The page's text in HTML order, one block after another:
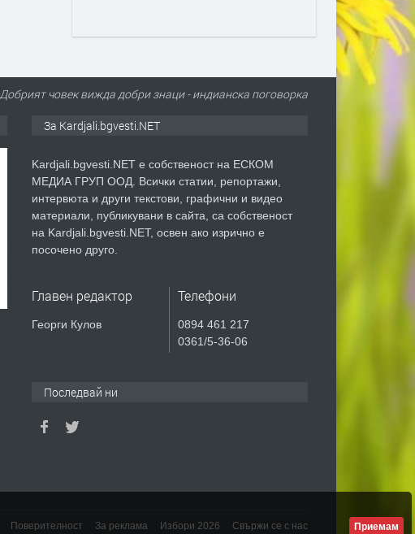
Добрият човек вижда добри знаци - индианска поговорка
За Kardjali.bgvesti.NET
Kardjali.bgvesti.NET е собственост на ЕСКОМ
МЕДИА ГРУП ООД. Всички статии, репортажи,
интервюта и други текстови, графични и видео
материали, публикувани в сайта, са собственост
на Kardjali.bgvesti.NET, освен ако изрично е
посочено друго.
Главен редактор
Георги Кулов
Телефони
0894 461 217
0361/5-36-06
Последвай ни
Поверителност За реклама Избори 2026 Свържи се с нас Приемам